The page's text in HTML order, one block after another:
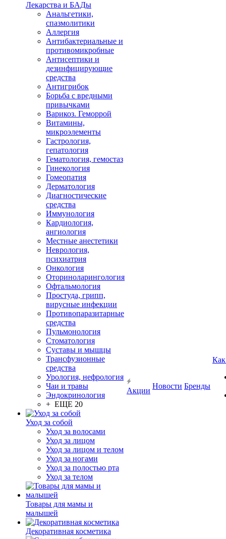
Лекарства и БАДы
Анальгетики,
спазмолитики
Аллергия
Антибактериальные и
противомикробные
Антисептики и
дезинфицирующие
средства
Антигрибок
Борьба с вредными
привычками
Варикоз. Геморрой
Витамины,
микроэлементы
Гастрология,
гепатология
Гематология, гемостаз
Гинекология
Гомеопатия
Дерматология
Диагностические
средства
Иммунология
Кардиология,
ангиология
Местные анестетики
Неврология,
психиатрия
Онкология
Оториноларингология
Офтальмология
Простуда, грипп,
вирусные инфекции
Противопаразитарные
средства
Пульмонология
Стоматология
Суставы и мышцы
Трансфузионные
средства
Урология, нефрология
Чаи и травы
Эндокринология
+ ЕЩЕ 20
Уход за собой
Уход за волосами
Уход за лицом
Уход за лицом и телом
Уход за ногами
Уход за полостью рта
Уход за телом
Товары для мамы и
малышей
Декоративная косметика
Акции
Новости Бренды